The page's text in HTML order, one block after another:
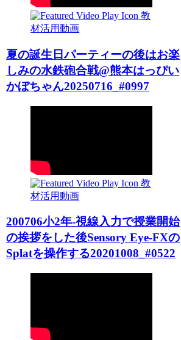
教
材活用動画
夏の誕生日パーティーの後はお楽
しみの水鉄砲合戦@熊本はっぴい
かぼちゃん20250716_#0997
教
材活用動画
200706小2年-視線入力で授業開始
の挨拶をした後Sensory Eye-FXの
Splatを操作する20201008_#0522